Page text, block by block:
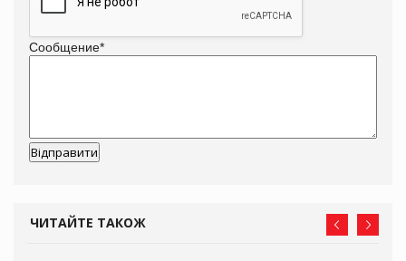
Сообщение*
ЧИТАЙТЕ ТАКОЖ